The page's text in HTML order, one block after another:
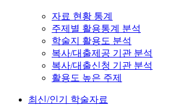
자료 현황 통계
주제별 활용통계 분석
학술지 활용도 분석
복사/대출제공 기관 분석
복사/대출신청 기관 분석
활용도 높은 주제
최신/인기 학술자료